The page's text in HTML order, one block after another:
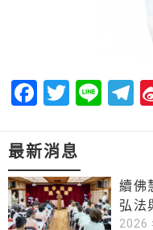
最新消息
續佛
弘法
2026